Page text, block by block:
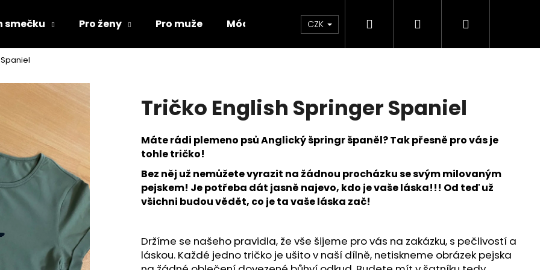
smečku Pro ženy Pro muže Módní doplňky Novinky Můj blog
CZK Hledat PřihlášeníNákupní
Tričko English Springer Spaniel
Máte rádi plemeno psů Anglický špringr španěl? Tak přesně pro vás je
tohle tričko!
Bez něj už nemůžete vyrazit na žádnou procházku se svým milovaným
pejskem! Je potřeba dát jasně najevo, kdo je vaše láska!!! Od teď už
všichni budou vědět, co je ta vaše láska zač!
Držíme se našeho pravidla, že vše šijeme pro vás na zakázku, s pečlivostí a
láskou. Každé jedno tričko je ušito v naší dílně, netiskneme obrázek pejska
Co potřebujete najít?
HLEDAT
Doporučujeme
ŽUPAN PRO PSA
MIKINY FLAT COATED RETRIEVER